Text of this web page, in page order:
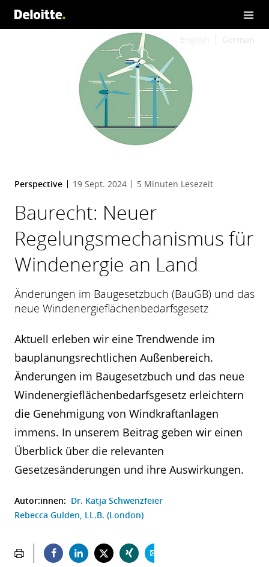
English German
Perspective 19 Sept. 2024 5 Minuten Lesezeit
Baurecht: Neuer
Regelungsmechanismus für
Windenergie an Land
Änderungen im Baugesetzbuch (BauGB) und das
neue Windenergieflächenbedarfsgesetz
Aktuell erleben wir eine Trendwende im
bauplanungsrechtlichen Außenbereich.
Änderungen im Baugesetzbuch und das neue
Windenergieflächenbedarfsgesetz erleichtern
die Genehmigung von Windkraftanlagen
immens. In unserem Beitrag geben wir einen
Überblick über die relevanten
Gesetzesänderungen und ihre Auswirkungen.
Autor:innen: Dr. Katja Schwenzfeier
Rebecca Gulden, LL.B. (London)